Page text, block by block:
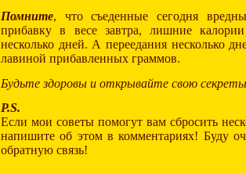
Помните, что съеденные сегодня
прибавку в весе завтра, лишние
несколько дней. А переедания несколько
лавиной прибавленных граммов.
Будьте здоровы и открывайте свою
P.S.
Если мои советы помогут вам сбросить
напишите об этом в комментариях! Буду
обратную связь!